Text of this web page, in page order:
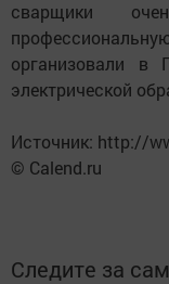
сварщики
организовали в
электрической
Источник: http://
© Calend.ru
Следите за